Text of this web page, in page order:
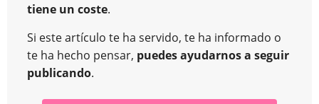
tiene un coste.
Si este artículo te ha servido, te ha informado o
te ha hecho pensar, puedes ayudarnos a seguir
publicando.